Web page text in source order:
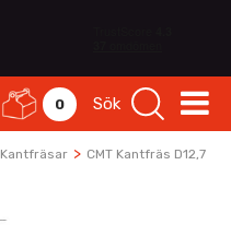
0 Sök
Kantfräsar > CMT Kantfräs D12,7